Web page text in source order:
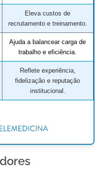
Eleva custos de
recrutamento e treinamento.
Ajuda a balancear carga de
trabalho e eficiência.
Reflete experiência,
fidelização e reputação
institucional.